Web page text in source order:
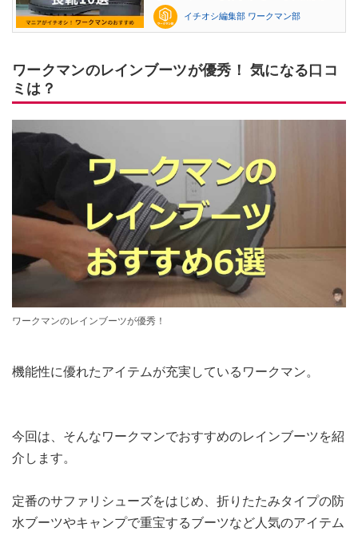
イチオシ編集部 ワークマン部
ワークマンのレインブーツが優秀！ 気になる口コ
ミは？
ワークマンのレインブーツが優秀！
機能性に優れたアイテムが充実しているワークマン。
今回は、そんなワークマンでおすすめのレインブーツを紹
介します。
定番のサファリシューズをはじめ、折りたたみタイプの防
水ブーツやキャンプで重宝するブーツなど人気のアイテム